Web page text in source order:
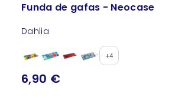
Funda de gafas - Neocase
Dahlia
+4
6,90 €